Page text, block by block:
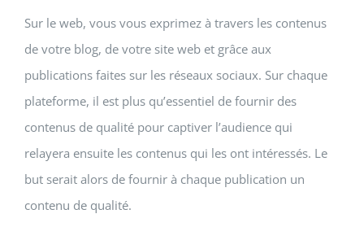
Sur le web, vous vous exprimez à travers les contenus
de votre blog, de votre site web et grâce aux
publications faites sur les réseaux sociaux. Sur chaque
plateforme, il est plus qu’essentiel de fournir des
contenus de qualité pour captiver l’audience qui
relayera ensuite les contenus qui les ont intéressés. Le
but serait alors de fournir à chaque publication un
contenu de qualité.